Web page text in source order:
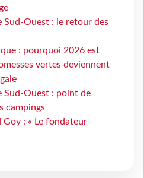
Sud-Ouest : le retour des
: pourquoi 2026 est
vertes deviennent
Sud-Ouest : point de
campings
: « Le fondateur